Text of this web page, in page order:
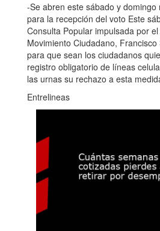
-Se abren este sábado y
para la recepción del voto Este
Consulta Popular impulsada por
Movimiento Ciudadano, Francisco
para que sean los ciudadanos
registro obligatorio de líneas
las urnas su rechazo a esta
Entrelineas